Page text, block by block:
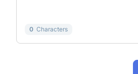
0 Characters